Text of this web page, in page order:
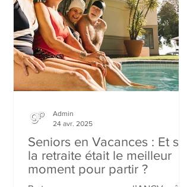
Seniors en Vacances : Et si
la retraite était le meilleur
moment pour partir ?
Admin
24 avr. 2025